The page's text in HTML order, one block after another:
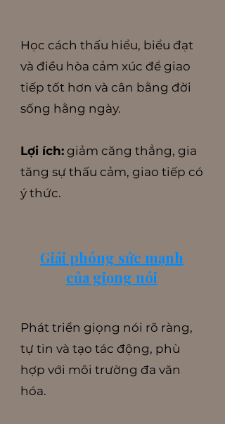
Học cách thấu hiểu, biểu đạt
và điều hòa cảm xúc để giao
tiếp tốt hơn và cân bằng đời
sống hằng ngày.
Lợi ích: giảm căng thẳng, gia
tăng sự thấu cảm, giao tiếp có
ý thức.
Giải phóng sức mạnh
của giọng nói
Phát triển giọng nói rõ ràng,
tự tin và tạo tác động, phù
hợp với môi trường đa văn
hóa.